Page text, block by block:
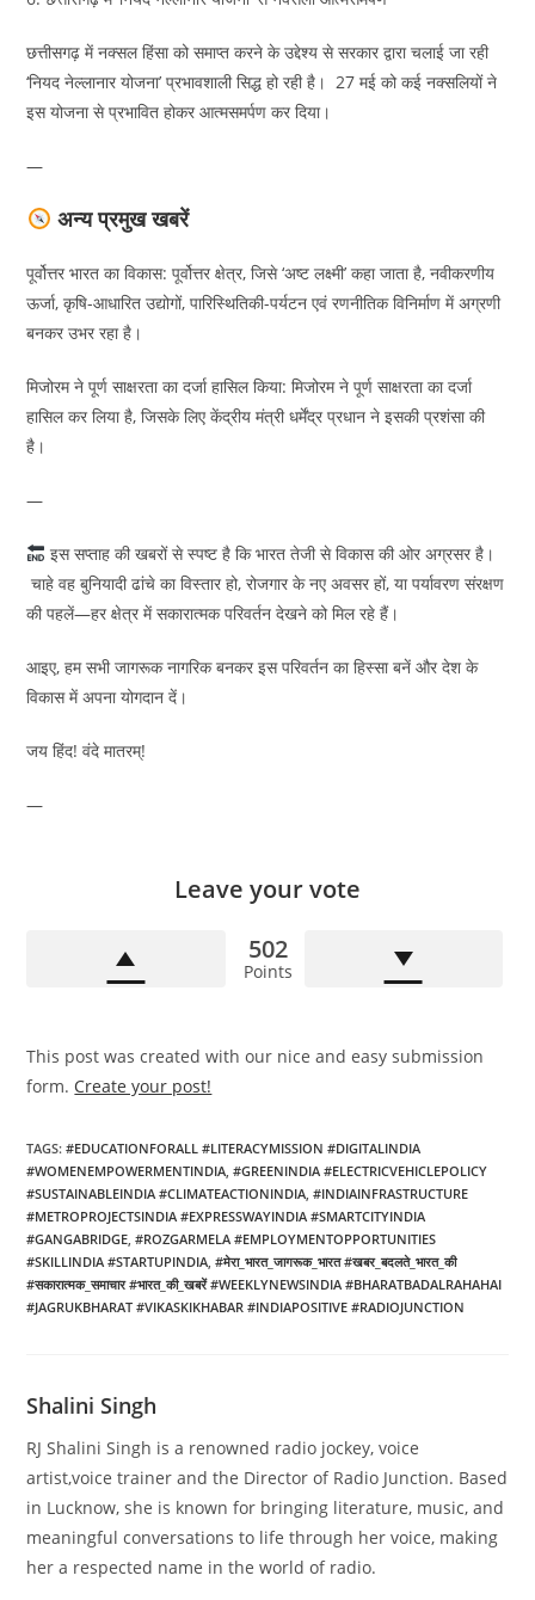
छत्तीसगढ़ में नक्सल हिंसा को समाप्त करने के उद्देश्य से सरकार द्वारा चलाई जा रही
‘नियद नेल्लानार योजना’ प्रभावशाली सिद्ध हो रही है। 27 मई को कई नक्सलियों ने
इस योजना से प्रभावित होकर आत्मसमर्पण कर दिया।
—
अन्य प्रमुख खबरें
पूर्वोत्तर भारत का विकास: पूर्वोत्तर क्षेत्र, जिसे ‘अष्ट लक्ष्मी’ कहा जाता है, नवीकरणीय
ऊर्जा, कृषि-आधारित उद्योगों, पारिस्थितिकी-पर्यटन एवं रणनीतिक विनिर्माण में अग्रणी
बनकर उभर रहा है।
मिजोरम ने पूर्ण साक्षरता का दर्जा हासिल किया: मिजोरम ने पूर्ण साक्षरता का दर्जा
हासिल कर लिया है, जिसके लिए केंद्रीय मंत्री धर्मेंद्र प्रधान ने इसकी प्रशंसा की
है।
—
इस सप्ताह की खबरों से स्पष्ट है कि भारत तेजी से विकास की ओर अग्रसर है।
चाहे वह बुनियादी ढांचे का विस्तार हो, रोजगार के नए अवसर हों, या पर्यावरण संरक्षण
की पहलें—हर क्षेत्र में सकारात्मक परिवर्तन देखने को मिल रहे हैं।
आइए, हम सभी जागरूक नागरिक बनकर इस परिवर्तन का हिस्सा बनें और देश के
विकास में अपना योगदान दें।
जय हिंद! वंदे मातरम्!
—
Leave your vote
502
Points
This post was created with our nice and easy submission
form. Create your post!
TAGS:#EDUCATIONFORALL #LITERACYMISSION #DIGITALINDIA
#WOMENEMPOWERMENTINDIA #GREENINDIA #ELECTRICVEHICLEPOLICY
#SUSTAINABLEINDIA #CLIMATEACTIONINDIA #INDIAINFRASTRUCTURE
#METROPROJECTSINDIA #EXPRESSWAYINDIA #SMARTCITYINDIA
#GANGABRIDGE #ROZGARMELA #EMPLOYMENTOPPORTUNITIES
#SKILLINDIA #STARTUPINDIA #मेरा_भारत_जागरूक_भारत #खबर_बदलते_भारत_की
#सकारात्मक_समाचार #भारत_की_खबरें #WEEKLYNEWSINDIA #BHARATBADALRAHAHAI
#JAGRUKBHARAT #VIKASKIKHABAR #INDIAPOSITIVE #RADIOJUNCTION
Shalini Singh
RJ Shalini Singh is a renowned radio jockey, voice
artist,voice trainer and the Director of Radio Junction. Based
in Lucknow, she is known for bringing literature, music, and
meaningful conversations to life through her voice, making
her a respected name in the world of radio.